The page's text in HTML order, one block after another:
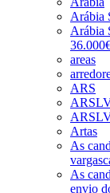
Arábia
Arábia
areas
ARS
Artas
As
As
envio